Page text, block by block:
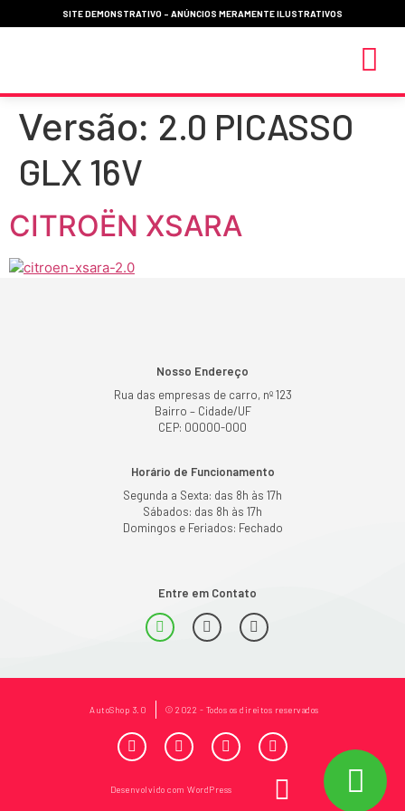
SITE DEMONSTRATIVO - ANÚNCIOS MERAMENTE ILUSTRATIVOS
Versão: 2.0 PICASSO
GLX 16V
CITROËN XSARA
Nosso Endereço
Rua das empresas de carro, nº 123
Bairro – Cidade/UF
CEP: 00000-000
Horário de Funcionamento
Segunda a Sexta: das 8h às 17h
Sábados: das 8h às 17h
Domingos e Feriados: Fechado
Entre em Contato
AutoShop 3.0 © 2022 - Todos os direitos reservados
Desenvolvido com WordPress